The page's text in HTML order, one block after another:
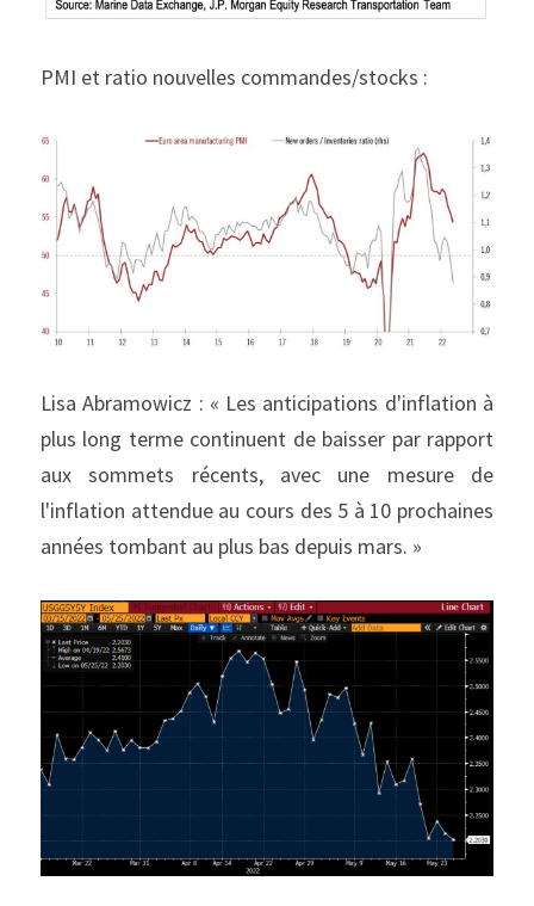
PMI et ratio nouvelles commandes/stocks :
Lisa Abramowicz : « Les anticipations d'inflation à
plus long terme continuent de baisser par rapport
aux sommets récents, avec une mesure de
l'inflation attendue au cours des 5 à 10 prochaines
années tombant au plus bas depuis mars. »